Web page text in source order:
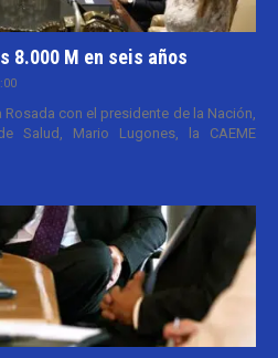
8.000 M en seis años
Rosada con el presidente de la Nación,
Salud, Mario Lugones, la CAEME